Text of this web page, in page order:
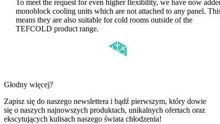
To meet the request for even higher flexibility, we have now
monoblock cooling units which are not attached to any panel.
means they are also suitable for cold rooms outside of the
TEFCOLD product range.
Głodny więcej?
Zapisz się do naszego newslettera i bądź pierwszym, który dowie
się o naszych najnowszych produktach, unikalnych ofertach oraz
ekscytujących kulisach naszego świata chłodzenia!